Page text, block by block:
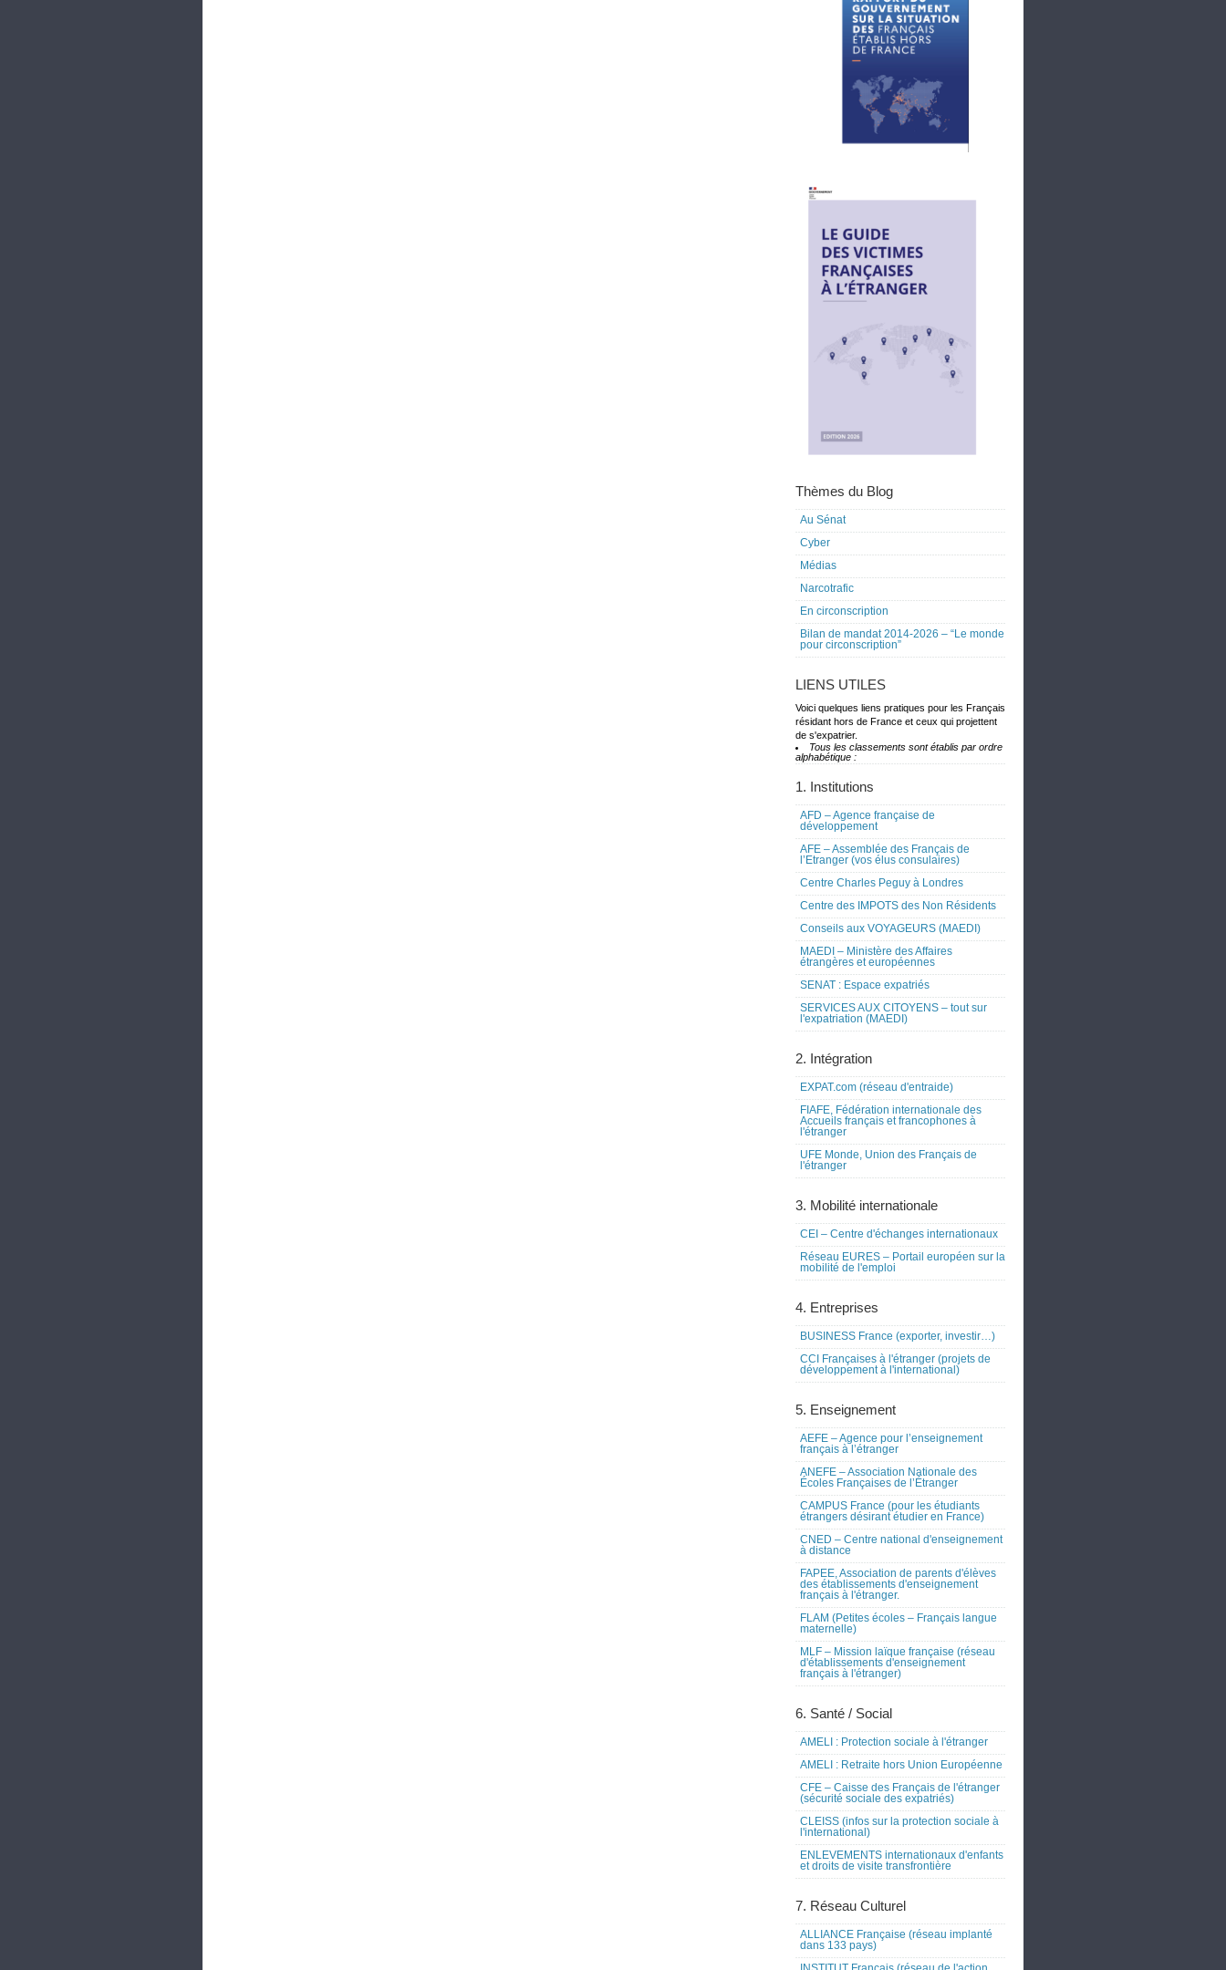
Thèmes du Blog
Au Sénat
Cyber
Médias
Narcotrafic
En circonscription
Bilan de mandat 2014-2026 – “Le monde
pour circonscription”
LIENS UTILES
Voici quelques liens pratiques pour les Français
résidant hors de France et ceux qui projettent
de s'expatrier.
Tous les classements sont établis par ordre
alphabétique :
1. Institutions
AFD – Agence française de
développement
AFE – Assemblée des Français de
l’Etranger (vos élus consulaires)
Centre Charles Peguy à Londres
Centre des IMPOTS des Non Résidents
Conseils aux VOYAGEURS (MAEDI)
MAEDI – Ministère des Affaires
étrangères et européennes
SENAT : Espace expatriés
SERVICES AUX CITOYENS – tout sur
l'expatriation (MAEDI)
2. Intégration
EXPAT.com (réseau d'entraide)
FIAFE, Fédération internationale des
Accueils français et francophones à
l'étranger
UFE Monde, Union des Français de
l'étranger
3. Mobilité internationale
CEI – Centre d'échanges internationaux
Réseau EURES – Portail européen sur la
mobilité de l'emploi
4. Entreprises
BUSINESS France (exporter, investir…)
CCI Françaises à l'étranger (projets de
développement à l'international)
5. Enseignement
AEFE – Agence pour l’enseignement
français à l’étranger
ANEFE – Association Nationale des
Écoles Françaises de l’Étranger
CAMPUS France (pour les étudiants
étrangers désirant étudier en France)
CNED – Centre national d'enseignement
à distance
FAPEE, Association de parents d'élèves
des établissements d'enseignement
français à l'étranger.
FLAM (Petites écoles – Français langue
maternelle)
MLF – Mission laïque française (réseau
d'établissements d'enseignement
français à l'étranger)
6. Santé / Social
AMELI : Protection sociale à l'étranger
AMELI : Retraite hors Union Européenne
CFE – Caisse des Français de l'étranger
(sécurité sociale des expatriés)
CLEISS (infos sur la protection sociale à
l'international)
ENLEVEMENTS internationaux d'enfants
et droits de visite transfrontière
7. Réseau Culturel
ALLIANCE Française (réseau implanté
dans 133 pays)